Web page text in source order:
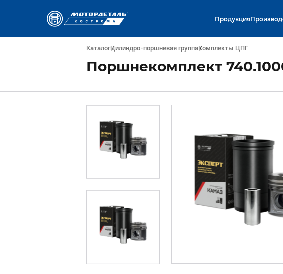
Продукция
КаталогЦилиндро-поршневая группаКомплекты ЦПГ
Поршнекомплект